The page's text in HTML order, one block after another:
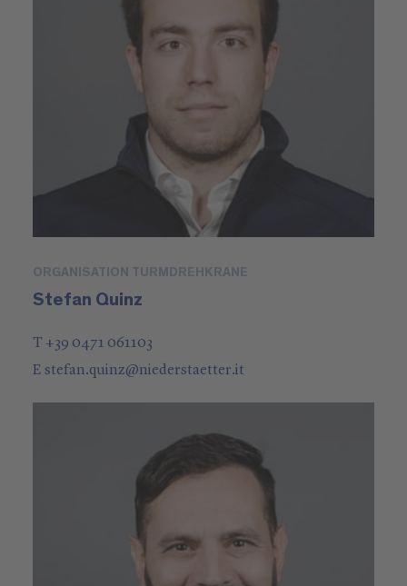
ORGANISATION TURMDREHKRANE
Stefan Quinz
T +39 0471 061103
Estefan.quinz@niederstaetter.it